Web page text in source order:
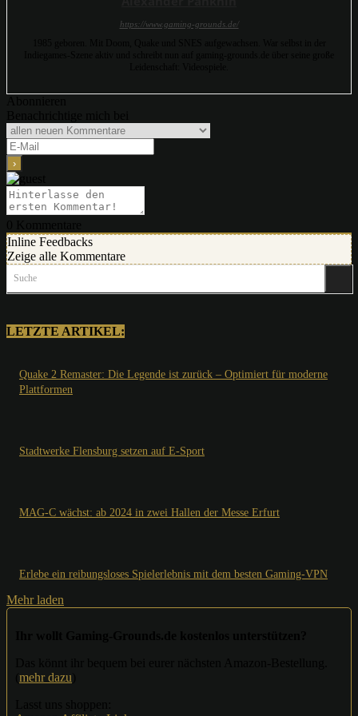
https://www.gaming-grounds.de/
Inline Feedbacks
Zeige alle Kommentare
Suche
LETZTE ARTIKEL:
Quake 2 Remaster: Die Legende ist zurück – Optimiert für moderne
Plattformen
Stadtwerke Flensburg setzen auf E-Sport
MAG-C wächst: ab 2024 in zwei Hallen der Messe Erfurt
Erlebe ein reibungsloses Spielerlebnis mit dem besten Gaming-VPN
Mehr laden
mehr dazu